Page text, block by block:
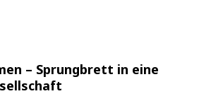
– Sprungbrett in eine